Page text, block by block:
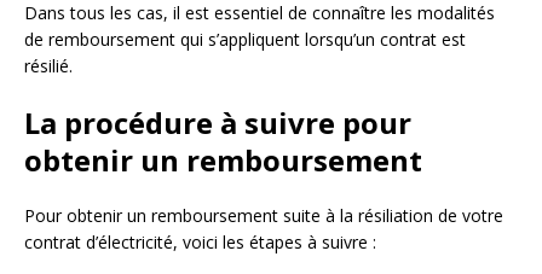
Dans tous les cas, il est essentiel de connaître les modalités
de remboursement qui s’appliquent lorsqu’un contrat est
résilié.
La procédure à suivre pour
obtenir un remboursement
Pour obtenir un remboursement suite à la résiliation de votre
contrat d’électricité, voici les étapes à suivre :